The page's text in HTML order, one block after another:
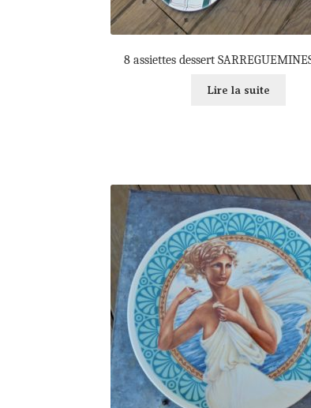
8 assiettes dessert
Lire la suite